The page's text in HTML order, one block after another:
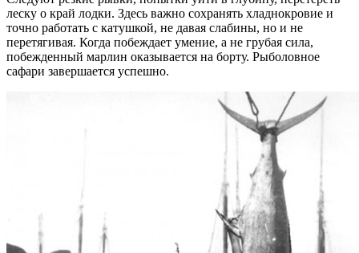
леску о край лодки. Здесь важно сохранять хладнокровие и
точно работать с катушкой, не давая слабины, но и не
перетягивая. Когда побеждает умение, а не грубая сила,
побежденный марлин оказывается на борту. Рыболовное
сафари завершается успешно.